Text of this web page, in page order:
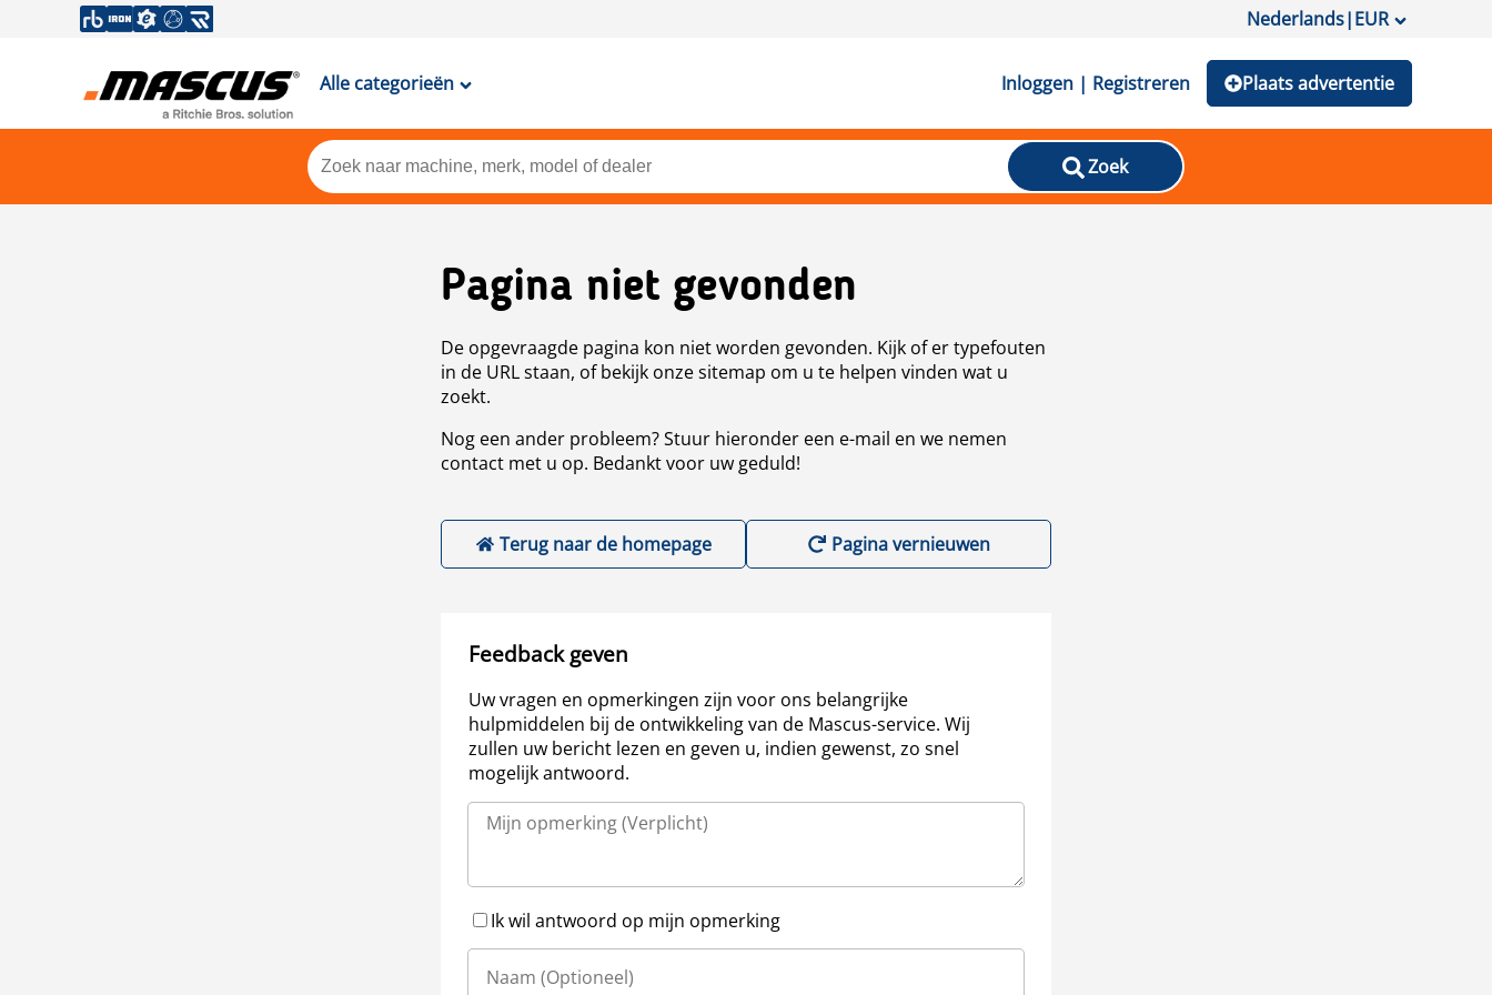
Nederlands|EUR
Alle categorieën Inloggen | Registreren Plaats advertentie
Zoek
Pagina niet gevonden
De opgevraagde pagina kon niet worden gevonden. Kijk of er typefouten
in de URL staan, of bekijk onze sitemap om u te helpen vinden wat u
zoekt.
Nog een ander probleem? Stuur hieronder een e-mail en we nemen
contact met u op. Bedankt voor uw geduld!
Terug naar de homepage Pagina vernieuwen
Feedback geven
Uw vragen en opmerkingen zijn voor ons belangrijke
hulpmiddelen bij de ontwikkeling van de Mascus-service. Wij
zullen uw bericht lezen en geven u, indien gewenst, zo snel
mogelijk antwoord.
Ik wil antwoord op mijn opmerking